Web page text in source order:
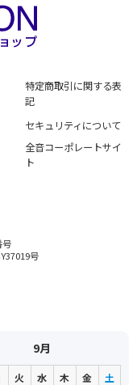
特定商取引に関する表
記
セキュリティについて
全音コーポレートサイ
ト
号
号
9月
火 水 木 金 土